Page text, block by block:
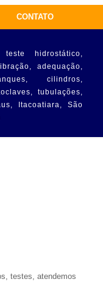
CONTATO
hidrostático,
adequação,
cilindros,
tubulações,
Itacoatiara, São
testes, atendemos